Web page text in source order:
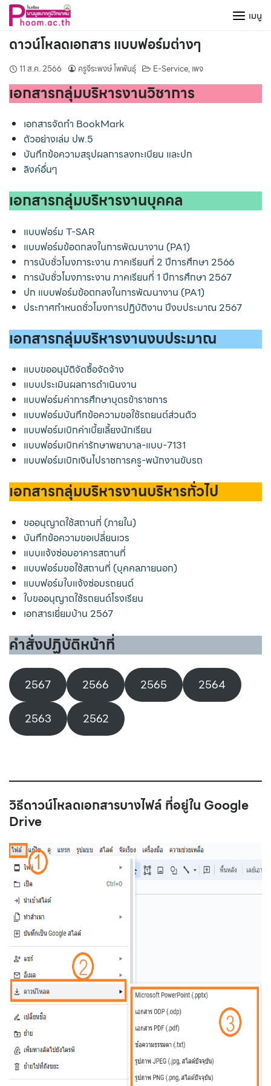
Skip
content
เมนู
ดาวน์โหลดเอกสาร แบบฟอร์มต่างๆ
11 ส.ค. 2566 ครูจีระพงษ์ โพพันธุ์ E-Service,เพจ
เอกสารกลุ่มบริหารงานวิชาการ
เอกสารจัดทำ BookMark
ตัวอย่างเล่ม ปพ.5
บันทึกข้อความสรุปผลการลงทะเบียน และปก
ลิงค์อื่นๆ
เอกสารกลุ่มบริหารงานบุคคล
แบบฟอร์ม T-SAR
แบบฟอร์มข้อตกลงในการพัฒนางาน (PA1)
การนับชั่วโมงภาระงาน ภาคเรียนที่ 2 ปีการศึกษา 2566
การนับชั่วโมงภาระงาน ภาคเรียนที่ 1 ปีการศึกษา 2567
ปก แบบฟอร์มข้อตกลงในการพัฒนางาน (PA1)
ประกาศกำหนดชั่วโมงการปฏิบัติงาน ปีงบประมาณ 2567
เอกสารกลุ่มบริหารงานงบประมาณ
แบบขออนุมัติจัดซื้อจัดจ้าง
แบบประเมินผลการดำเนินงาน
แบบฟอร์มค่าการศึกษาบุตรข้าราชการ
แบบฟอร์มบันทึกข้อความขอใช้รถยนต์ส่วนตัว
แบบฟอร์มเบิกค่าเบี้ยเลี้ยงนักเรียน
แบบฟอร์มเบิกค่ารักษาพยาบาล-แบบ-7131
แบบฟอร์มเบิกเงินไปราชการครู-พนักงานขับรถ
เอกสารกลุ่มบริหารงานบริหารทั่วไป
ขออนุญาตใช้สถานที่ (ภายใน)
บันทึกข้อความขอเปลี่ยนเวร
แบบแจ้งซ่อมอาคารสถานที่
แบบฟอร์มขอใช้สถานที่ (บุคคลภายนอก)
แบบฟอร์มใบแจ้งซ่อมรถยนต์
ใบขออนุญาตใช้รถยนต์โรงเรียน
เอกสารเยี่ยมบ้าน 2567
คำสั่งปฏิบัติหน้าที่
2567 2566 2565
2564
2563
2562
วิธีดาวน์โหลดเอกสารบางไฟล์ ที่อยู่ใน Google
Drive